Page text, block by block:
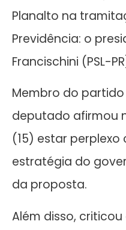
Planalto na
Previdência: o
Francischini (PSL-
Membro do
deputado afirmou
(15) estar
estratégia do
da proposta.
Além disso,